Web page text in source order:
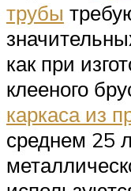
трубы
как при
клееного
каркаса из
среднем 25